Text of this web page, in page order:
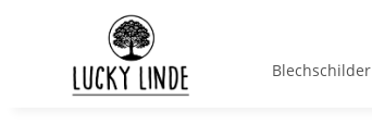
Blechschilder